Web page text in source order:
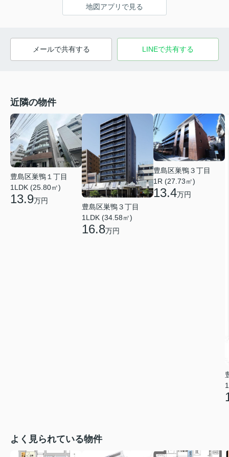
地図アプリで見る
メールで共有する LINEで共有する
近隣の物件
豊島区巣鴨１丁目
1LDK (25.80㎡)
13.9万円
豊島区巣鴨３丁目
1LDK (34.58㎡)
16.8万円
豊島区巣鴨３丁目
1R (27.73㎡)
13.4万円
よく見られている物件